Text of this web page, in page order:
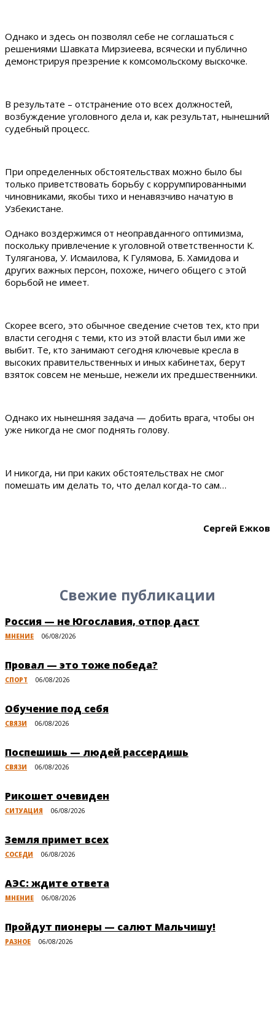
Однако и здесь он позволял себе не соглашаться с
решениями Шавката Мирзиеева, всячески и публично
демонстрируя презрение к комсомольскому выскочке.
В результате – отстранение ото всех должностей,
возбуждение уголовного дела и, как результат, нынешний
судебный процесс.
При определенных обстоятельствах можно было бы
только приветствовать борьбу с коррумпированными
чиновниками, якобы тихо и ненавязчиво начатую в
Узбекистане.
Однако воздержимся от неоправданного оптимизма,
поскольку привлечение к уголовной ответственности К.
Туляганова, У. Исмаилова, К Гулямова, Б. Хамидова и
других важных персон, похоже, ничего общего с этой
борьбой не имеет.
Скорее всего, это обычное сведение счетов тех, кто при
власти сегодня с теми, кто из этой власти был ими же
выбит. Те, кто занимают сегодня ключевые кресла в
высоких правительственных и иных кабинетах, берут
взяток совсем не меньше, нежели их предшественники.
Однако их нынешняя задача — добить врага, чтобы он
уже никогда не смог поднять голову.
И никогда, ни при каких обстоятельствах не смог
помешать им делать то, что делал когда-то сам…
Сергей Ежков
Свежие публикации
Россия — не Югославия, отпор даст
МНЕНИЕ 06/08/2026
Провал — это тоже победа?
СПОРТ 06/08/2026
Обучение под себя
СВЯЗИ 06/08/2026
Поспешишь — людей рассердишь
СВЯЗИ 06/08/2026
Рикошет очевиден
СИТУАЦИЯ 06/08/2026
Земля примет всех
СОСЕДИ 06/08/2026
АЭС: ждите ответа
МНЕНИЕ 06/08/2026
Пройдут пионеры — салют Мальчишу!
РАЗНОЕ 06/08/2026